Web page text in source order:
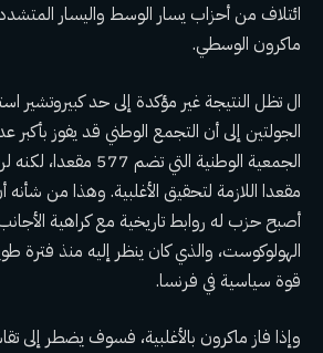
ائتلاف من أحزاب يسار الوسط واليسار
ماكرون الوسطي.
التظل النتيجة غير مؤكدة إلى حد كبيروتشير
الجولتين إلى أن التجمع الوطني قد يفوز بأكبر
مقعدا اللازمة لتحقيق الأغلبية. وهذا من شأنه
أصبح حزب له روابط تاريخية مع كراهية
الهولوكوست، والذي كان ينظر إليه منذ فترة
قوة سياسية في فرنسا.
وإذا فاز ماكرون بالأغلبية، فسوف يضطر إلى